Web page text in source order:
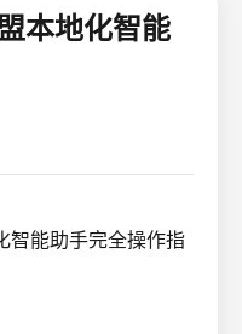
本地化智能